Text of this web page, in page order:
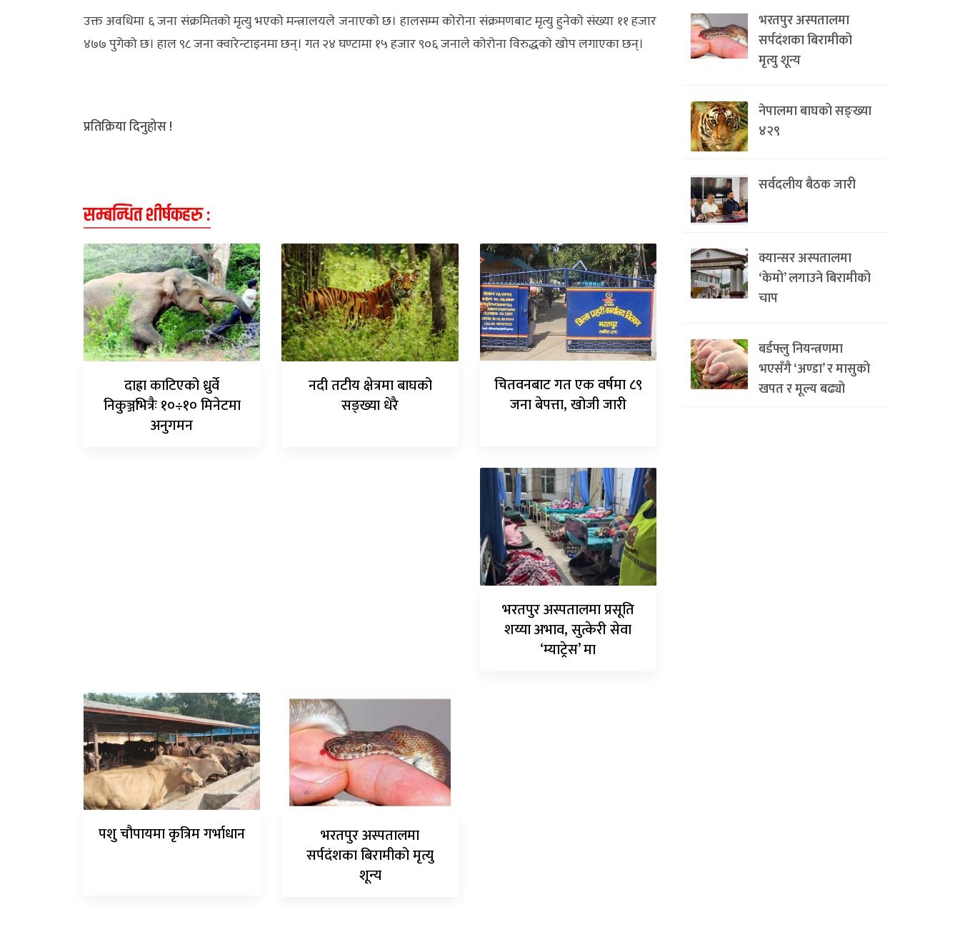
उक्त अवधिमा ६ जना संक्रमितको मृत्यु भएको मन्त्रालयले जनाएको छ। हालसम्म कोरोना संक्रमणबाट मृत्यु हुनेको संख्या ११ हजार
४७७ पुगेको छ। हाल ९८ जना क्वारेन्टाइनमा छन्। गत २४ घण्टामा १५ हजार ९०६ जनाले कोरोना विरुद्धको खोप लगाएका छन्।
प्रतिक्रिया दिनुहोस !
सम्बन्धित शीर्षकहरु :
दाह्रा काटिएको ध्रुर्वे
निकुञ्जभित्रैः १०÷१० मिनेटमा
अनुगमन
नदी तटीय क्षेत्रमा बाघको
सङ्ख्या धेरै
चितवनबाट गत एक वर्षमा ८९
जना बेपत्ता, खोजी जारी
भरतपुर अस्पतालमा प्रसूति
शय्या अभाव, सुत्केरी सेवा
‘म्याट्रेस’ मा
पशु चौपायमा कृत्रिम गर्भाधान
भरतपुर अस्पतालमा
सर्पदंशका बिरामीको मृत्यु
शून्य
भरतपुर अस्पतालमा
सर्पदंशका बिरामीको
मृत्यु शून्य
नेपालमा बाघको सङ्ख्या
४२९
सर्वदलीय बैठक जारी
क्यान्सर अस्पतालमा
‘केमो’ लगाउने बिरामीको
चाप
बर्डफ्लु नियन्त्रणमा
भएसँगै ‘अण्डा’ र मासुको
खपत र मूल्य बढ्यो